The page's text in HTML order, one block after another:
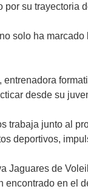
por su trayectoria
solo ha
entrenadora
desde su
trabaja junto al
deportivos,
Jaguares de
encontrado en el